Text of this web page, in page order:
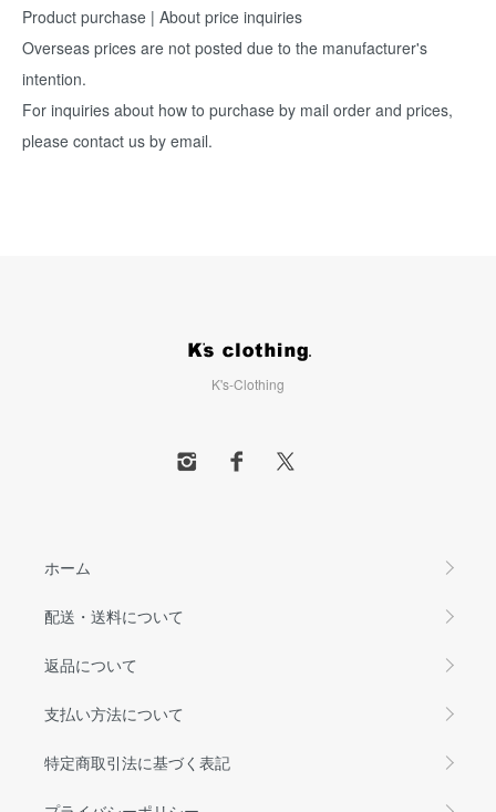
Product purchase | About price inquiries
Overseas prices are not posted due to the manufacturer's
intention.
For inquiries about how to purchase by mail order and prices,
please contact us by email.
K's-Clothing
ホーム
配送・送料について
返品について
支払い方法について
特定商取引法に基づく表記